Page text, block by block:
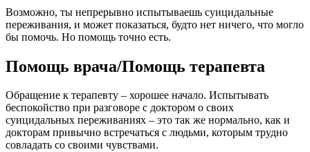
Возможно, ты непрерывно испытываешь суицидальные
переживания, и может показаться, будто нет ничего, что могло
бы помочь. Но помощь точно есть.
Помощь врача/Помощь терапевта
Обращение к терапевту – хорошее начало. Испытывать
беспокойство при разговоре с доктором о своих
суицидальных переживаниях – это так же нормально, как и
докторам привычно встречаться с людьми, которым трудно
совладать со своими чувствами.